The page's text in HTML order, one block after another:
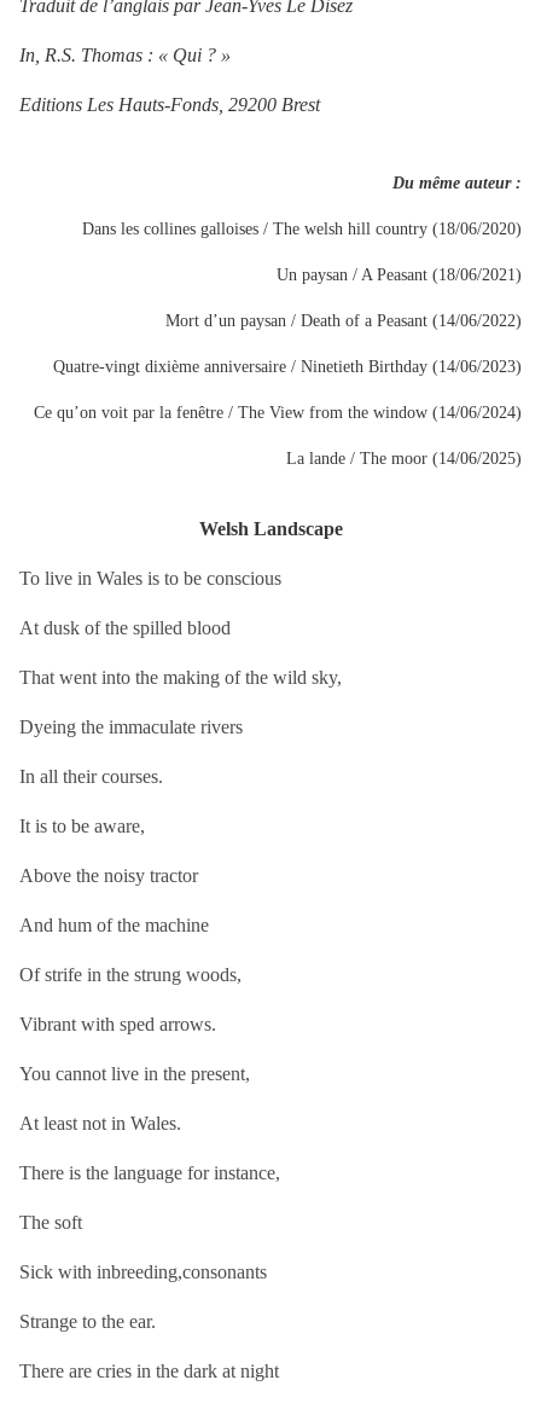
Traduit de l’anglais par Jean-Yves Le Disez
In, R.S. Thomas : « Qui ? »
Editions Les Hauts-Fonds, 29200 Brest
Du même auteur :
Dans les collines galloises / The welsh hill country (18/06/2020)
Un paysan / A Peasant (18/06/2021)
Mort d’un paysan / Death of a Peasant (14/06/2022)
Quatre-vingt dixième anniversaire / Ninetieth Birthday (14/06/2023)
Ce qu’on voit par la fenêtre / The View from the window (14/06/2024)
La lande / The moor (14/06/2025)
Welsh Landscape
To live in Wales is to be conscious
At dusk of the spilled blood
That went into the making of the wild sky,
Dyeing the immaculate rivers
In all their courses.
It is to be aware,
Above the noisy tractor
And hum of the machine
Of strife in the strung woods,
Vibrant with sped arrows.
You cannot live in the present,
At least not in Wales.
There is the language for instance,
The soft
Sick with inbreeding,consonants
Strange to the ear.
There are cries in the dark at night